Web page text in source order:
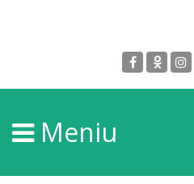
DGPDC
Informații
despre
Meniu